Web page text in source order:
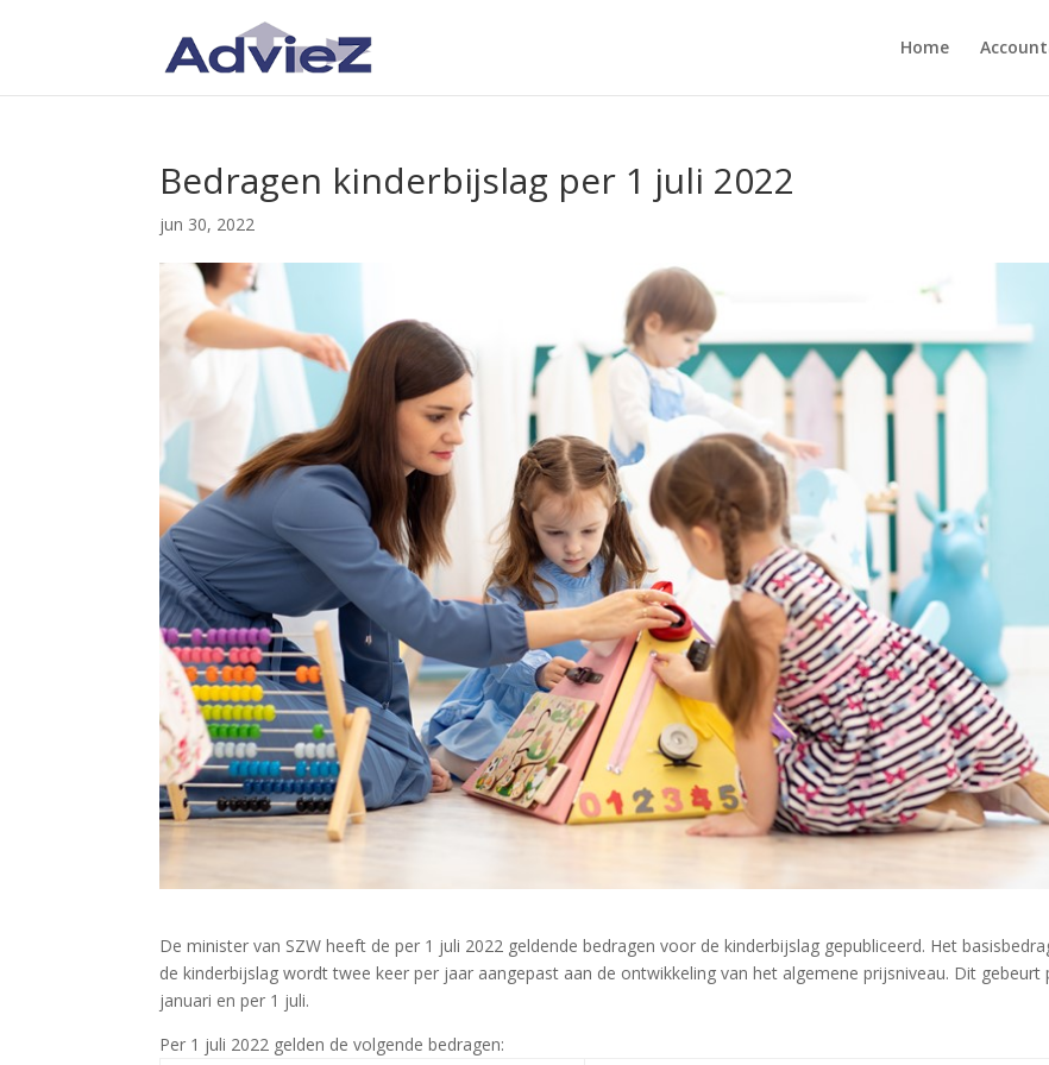
Home
Bedragen kinderbijslag per 1 juli 2022
jun 30, 2022
De minister van SZW heeft de per 1 juli 2022 geldende bedragen voor de kinderbijslag gepubliceerd. Het
de kinderbijslag wordt twee keer per jaar aangepast aan de ontwikkeling van het algemene prijsniveau. Dit gebeurt
januari en per 1 juli.
Per 1 juli 2022 gelden de volgende bedragen: